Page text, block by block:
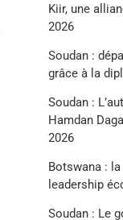
Kiir, une
2026
Soudan :
grâce à la
Soudan :
Hamdan
2026
Botswana :
leadership
Soudan : Le